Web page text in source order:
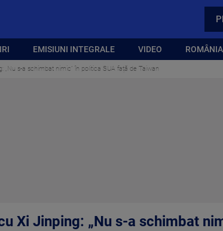
EMISIUNI INTEGRALE VIDEO
s-a schimbat nimic” în politica SUA față de Taiwan
Xi Jinping: „Nu s-a schimbat